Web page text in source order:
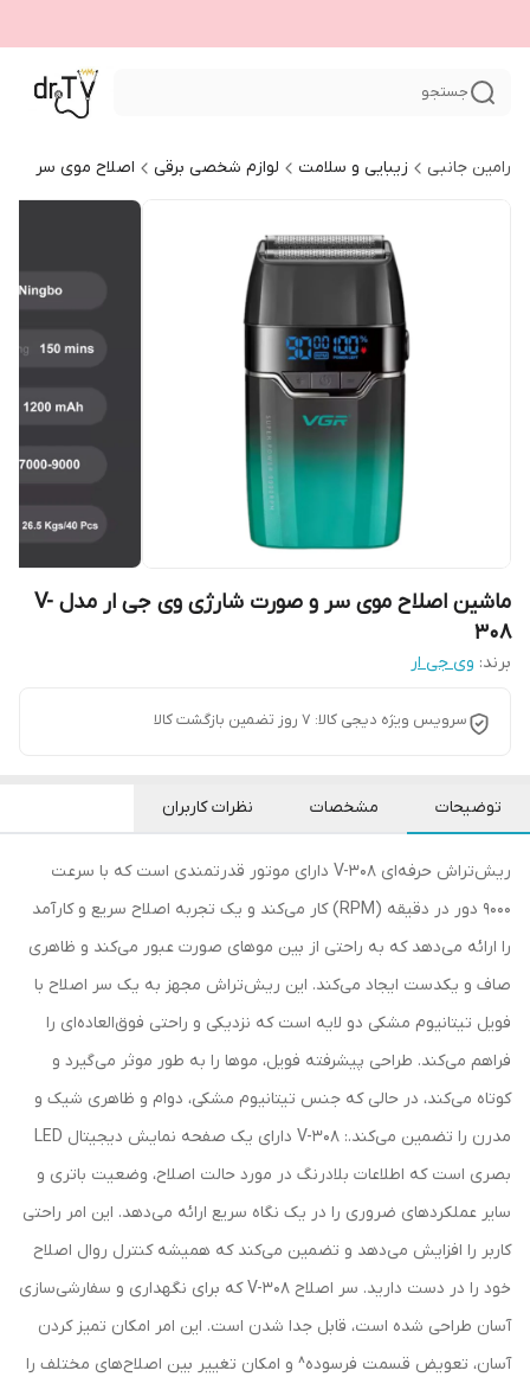
جستجو
رامین جانبی زیبایی و سلامت لوازم شخصی برقی اصلاح موی سر
ماشین اصلاح موی سر و صورت شارژی وی جی ار مدل V-
308
برند: وی جی ار
سرویس ویژه دیجی کالا: 7 روز تضمین بازگشت کالا
توضیحات مشخصات نظرات کاربران
ریش‌تراش حرفه‌ای V-308 دارای موتور قدرتمندی است که با سرعت
9000 دور در دقیقه (RPM) کار می‌کند و یک تجربه اصلاح سریع و کارآمد
را ارائه می‌دهد که به راحتی از بین موهای صورت عبور می‌کند و ظاهری
صاف و یکدست ایجاد می‌کند. این ریش‌تراش مجهز به یک سر اصلاح با
فویل تیتانیوم مشکی دو لایه است که نزدیکی و راحتی فوق‌العاده‌ای را
فراهم می‌کند. طراحی پیشرفته فویل، موها را به طور موثر می‌گیرد و
کوتاه می‌کند، در حالی که جنس تیتانیوم مشکی، دوام و ظاهری شیک و
مدرن را تضمین می‌کند.: V-308 دارای یک صفحه نمایش دیجیتال LED
بصری است که اطلاعات بلادرنگ در مورد حالت اصلاح، وضعیت باتری و
سایر عملکردهای ضروری را در یک نگاه سریع ارائه می‌دهد. این امر راحتی
کاربر را افزایش می‌دهد و تضمین می‌کند که همیشه کنترل روال اصلاح
خود را در دست دارید. سر اصلاح V-308 که برای نگهداری و سفارشی‌سازی
آسان طراحی شده است، قابل جدا شدن است. این امر امکان تمیز کردن
آسان، تعویض قسمت فرسوده^ و امکان تغییر بین اصلاح‌های مختلف را